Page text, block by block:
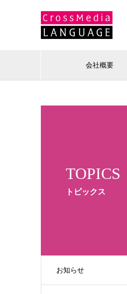
会社概要
TOPICS
トピックス
お知らせ